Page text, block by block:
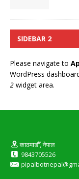
SIDEBAR 2
Please navigate to
WordPress
2 widget area.
काठमाडौँ, नेपाल
9843705526